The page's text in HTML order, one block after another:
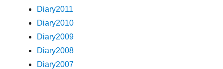
Diary2011
Diary2010
Diary2009
Diary2008
Diary2007